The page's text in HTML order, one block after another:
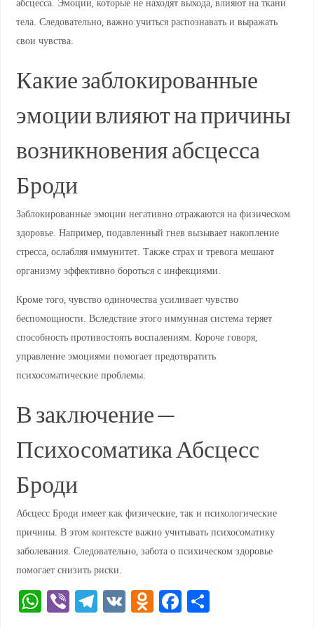
тела. Следовательно, важно учиться распознавать и выражать
свои чувства.
Какие заблокированные
эмоции влияют на причины
возникновения абсцесса
Броди
Заблокированные эмоции негативно отражаются на физическом
здоровье. Например, подавленный гнев вызывает накопление
стресса, ослабляя иммунитет. Также страх и тревога мешают
организму эффективно бороться с инфекциями.
Кроме того, чувство одиночества усиливает чувство
беспомощности. Вследствие этого иммунная система теряет
способность противостоять воспалениям. Короче говоря,
управление эмоциями помогает предотвратить
психосоматические проблемы.
В заключение —
Психосоматика Абсцесс
Броди
Абсцесс Броди имеет как физические, так и психологические
причины. В этом контексте важно учитывать психосоматику
заболевания. Следовательно, забота о психическом здоровье
помогает снизить риски.
W Vi T V O F О